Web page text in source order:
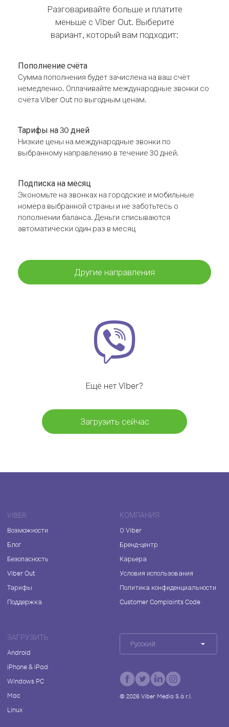
Разговаривайте больше и платите
меньше с Viber Out. Выберите
вариант, который вам подходит:
Пополнение счёта
Сумма пополнения будет зачислена на ваш счёт
немедленно. Оплачивайте международные звонки со
счёта Viber Out по выгодным ценам.
Тарифы на 30 дней
Низкие цены на международные звонки по
выбранному направлению в течение 30 дней.
Подписка на месяц
Экономьте на звонках на городские и мобильные
номера выбранной страны и не заботьтесь о
пополнении баланса. Деньги списываются
автоматически один раз в месяц
Другие направления
Ещё нет Viber?
Загрузить сейчас
VIBER
Возможности
Блог
Безопасность
Viber Out
Тарифы
Поддержка
КОМПАНИЯ
О Viber
Бренд-центр
Карьера
Условия использования
Политика конфиденциальности
Customer Complaints Code
ЗАГРУЗИТЬ
Android
iPhone & iPad
Windows PC
Mac
Linux
Русский
© 2026Viber Media S.à r.l.